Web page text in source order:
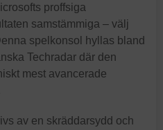
proffsiga
samstämmiga – välj
spelkonsol hyllas bland
Techradar där den
mest avancerade
av en skräddarsydd och